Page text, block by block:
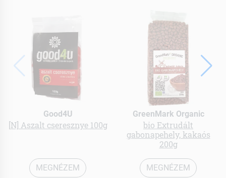
Good4U
[N] Aszalt cseresznye 100g
MEGNÉZEM
GreenMark Organic
bio Extrudált
gabonapehely, kakaós
200g
MEGNÉZEM